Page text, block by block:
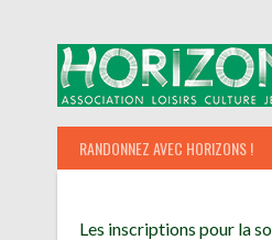
RANDONNEZ AVEC HORIZONS !
Les inscriptions pour la